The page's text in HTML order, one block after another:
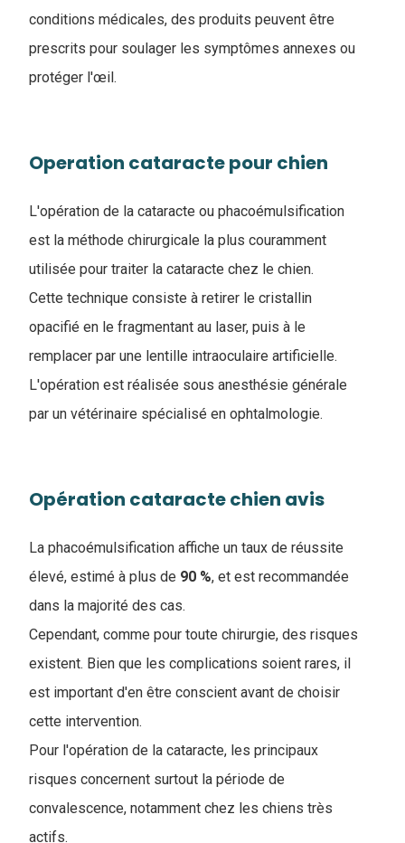
conditions médicales, des produits peuvent être
prescrits pour soulager les symptômes annexes ou
protéger l'œil.
Operation cataracte pour chien
L'opération de la cataracte ou phacoémulsification
est la méthode chirurgicale la plus couramment
utilisée pour traiter la cataracte chez le chien.
Cette technique consiste à retirer le cristallin
opacifié en le fragmentant au laser, puis à le
remplacer par une lentille intraoculaire artificielle.
L'opération est réalisée sous anesthésie générale
par un vétérinaire spécialisé en ophtalmologie.
Opération cataracte chien avis
La phacoémulsification affiche un taux de réussite
élevé, estimé à plus de 90 %, et est recommandée
dans la majorité des cas.
Cependant, comme pour toute chirurgie, des risques
existent. Bien que les complications soient rares, il
est important d'en être conscient avant de choisir
cette intervention.
Pour l'opération de la cataracte, les principaux
risques concernent surtout la période de
convalescence, notamment chez les chiens très
actifs.